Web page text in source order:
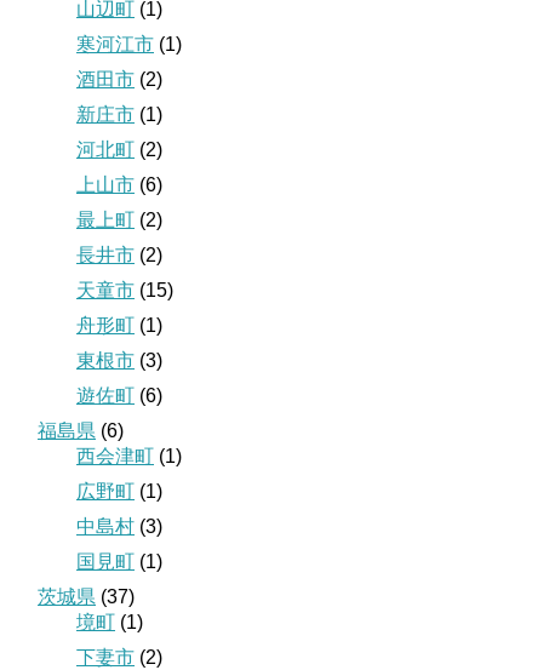
山辺町 (1)
寒河江市 (1)
酒田市 (2)
新庄市 (1)
河北町 (2)
上山市 (6)
最上町 (2)
長井市 (2)
天童市 (15)
舟形町 (1)
東根市 (3)
遊佐町 (6)
福島県 (6)
西会津町 (1)
広野町 (1)
中島村 (3)
国見町 (1)
茨城県 (37)
境町 (1)
下妻市 (2)